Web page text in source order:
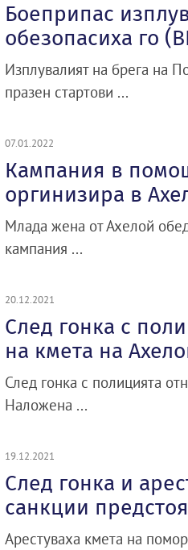
Боеприпас
обезопасиха го
Изплувалият на брега на
празен стартови ...
07.01.2022
Кампания в
оргинизира в
Млада жена от Ахелой
кампания ...
20.12.2021
След гонка с
на кмета на
След гонка с полицията
Наложена ...
19.12.2021
След гонка и
санкции
Арестуваха кмета на